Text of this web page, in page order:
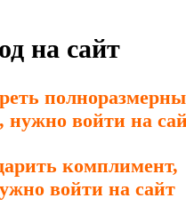
на сайт
нужно войти на
комплимент,
войти на сайт